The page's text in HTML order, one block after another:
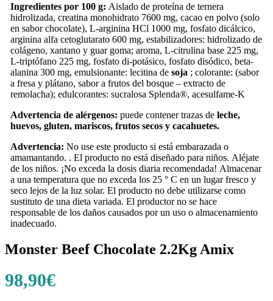
Ingredientes por 100 g: Aislado de proteína de ternera
hidrolizada, creatina monohidrato 7600 mg, cacao en polvo (solo
en sabor chocolate), L-arginina HCl 1000 mg, fosfato dicálcico,
arginina alfa cetoglutarato 600 mg, estabilizadores: hidrolizado de
colágeno, xantano y guar goma; aroma, L-citrulina base 225 mg,
L-triptófano 225 mg, fosfato di-potásico, fosfato disódico, beta-
alanina 300 mg, emulsionante: lecitina de soja ; colorante: (sabor
a fresa y plátano, sabor a frutos del bosque – extracto de
remolacha); edulcorantes: sucralosa Splenda®, acesulfame-K
Advertencia de alérgenos: puede contener trazas de leche,
huevos, gluten, mariscos, frutos secos y cacahuetes.
Advertencia: No use este producto si está embarazada o
amamantando. . El producto no está diseñado para niños. Aléjate
de los niños. ¡No exceda la dosis diaria recomendada! Almacenar
a una temperatura que no exceda los 25 ° C en un lugar fresco y
seco lejos de la luz solar. El producto no debe utilizarse como
sustituto de una dieta variada. El productor no se hace
responsable de los daños causados ​​por un uso o almacenamiento
inadecuado.
Monster Beef Chocolate 2.2Kg Amix
98,90€